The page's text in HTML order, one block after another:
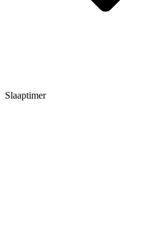
Slaaptimer